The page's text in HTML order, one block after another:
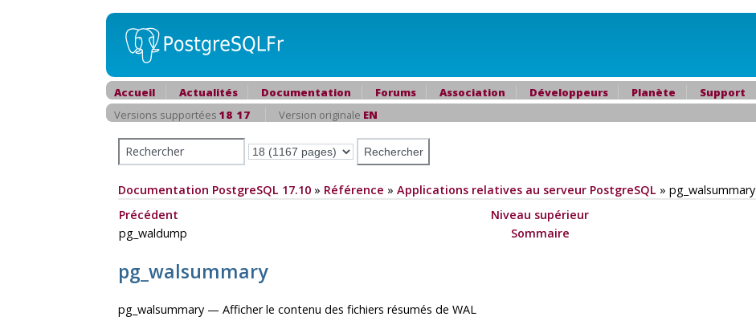
Accueil Actualités Documentation Forums Association Développeurs Planète
Support
Versions supportées 18 17 Version originale EN
Documentation PostgreSQL 17.10 » Référence » Applications relatives au serveur PostgreSQL » pg_walsummary
Précédent
Niveau supérieur
pg_waldump
Sommaire
pg_walsummary
pg_walsummary — Afficher le contenu des fichiers résumés de WAL